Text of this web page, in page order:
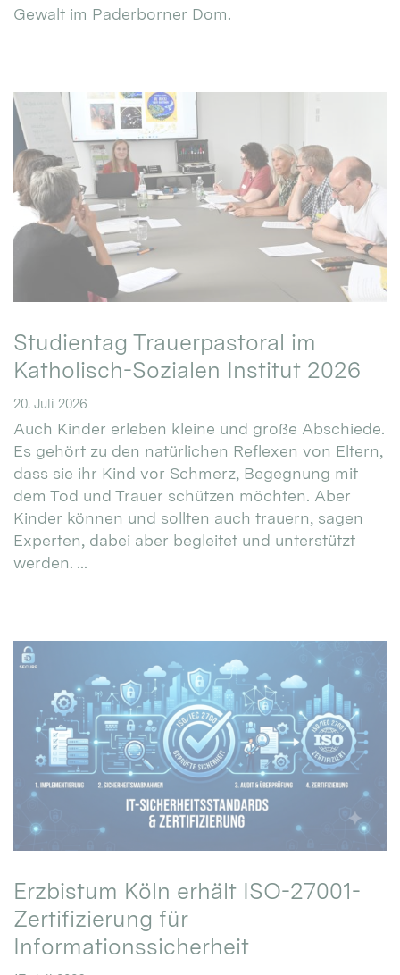
Gewalt im Paderborner Dom.
Studientag Trauerpastoral im
Katholisch-Sozialen Institut 2026
20. Juli 2026
Auch Kinder erleben kleine und große Abschiede.
Es gehört zu den natürlichen Reflexen von Eltern,
dass sie ihr Kind vor Schmerz, Begegnung mit
dem Tod und Trauer schützen möchten. Aber
Kinder können und sollten auch trauern, sagen
Experten, dabei aber begleitet und unterstützt
werden. ...
Erzbistum Köln erhält ISO-27001-
Zertifizierung für
Informationssicherheit